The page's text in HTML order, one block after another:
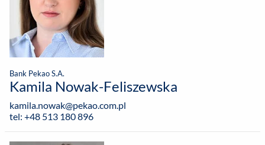
Bank Pekao S.A.
Kamila Nowak-Feliszewska
kamila.nowak@pekao.com.pl
tel: +48 513 180 896